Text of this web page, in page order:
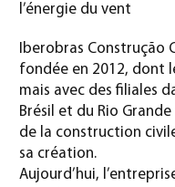
l’énergie du vent
Iberobras Construção
fondée en 2012, dont
mais avec des filiales
Brésil et du Rio
de la construction
sa création.
Aujourd’hui,